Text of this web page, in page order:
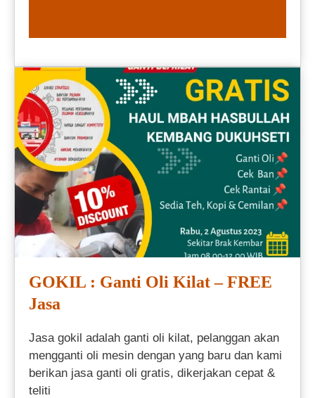
GOKIL : Ganti Oli Kilat – FREE
Jasa
Jasa gokil adalah ganti oli kilat, pelanggan akan
mengganti oli mesin dengan yang baru dan kami
berikan jasa ganti oli gratis, dikerjakan cepat &
teliti